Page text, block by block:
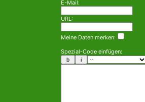
E-Mail:
URL:
Meine Daten merken:
Spezial-Code einfügen: